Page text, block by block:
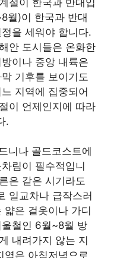
월)이 한국과 반대
을 세워야 합니다.
안 도시들은 온화한
이나 중앙 내륙은
기후를 보이기도
지역에 집중되어
이 언제인지에 따라
.
니나 골드코스트에
림이 필수적입니
은 같은 시기라도
일교차나 급작스러
은 겉옷이나 가디
철인 6월~8월 방
내려가지 않는 지
역은 아침저녁으로